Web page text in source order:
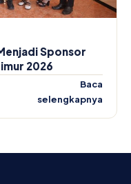
Sponsor
2026
Baca
selengkapnya